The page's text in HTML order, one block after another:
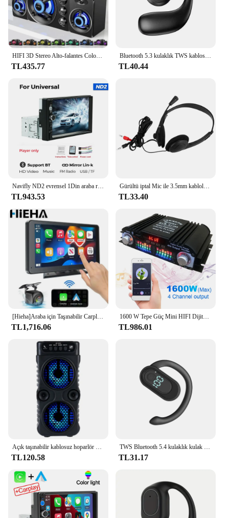
TL435.77
Bluetooth 5.3 kulaklık TWS kablosuz kulak kancası kulaklık HiFi Stereo gürültü azaltma kulaklık Huawei Xiaomi için su geçirmez kulaklık
TL40.44
TL943.53
Gürültü iptal Mic ile 3.5mm kablolu kulaklıklar PC dizüstü bilgisayar için evrensel USB Stereo kulaklık ayarlanabilir kafa bandı kask
TL33.40
TL1,716.06
1600 W Tepe Güç Mini HIFI Dijital Stereo Amp Dijital 4 Kanal ses amplifikatörü FM Radyo USB Bluetooth Uyumlu Karaoke Oynatıcı
TL986.01
TL120.58 TL31.17